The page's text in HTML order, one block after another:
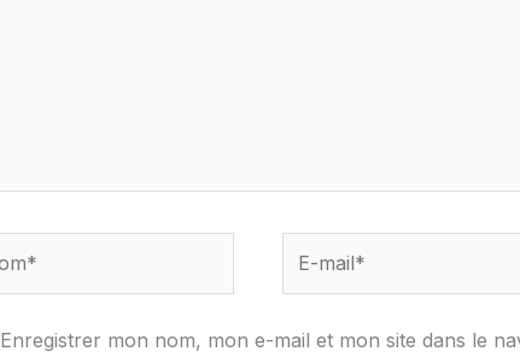
mail*
Enregistrer mon nom, mon e-mail et mon site dans le